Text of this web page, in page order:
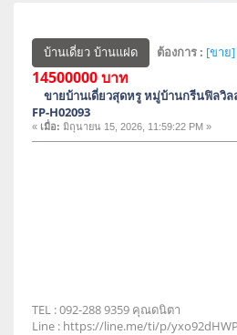
บ้านเดี่ยว บ้านแฝด ต้องการ : [ขาย]
14500000 บาท
ขายบ้านเดี่ยวสุดหรู หมู่บ้านกรีนฟิลวิล
FP-H02093
« เมื่อ: มิถุนายน 15, 2026, 11:59:22 PM »
TEL : 092-288 9359 คุณดนิตา
Line : https://line.me/ti/p/